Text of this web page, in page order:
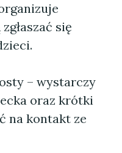
się
– wystarczy
oraz krótki
na kontakt ze